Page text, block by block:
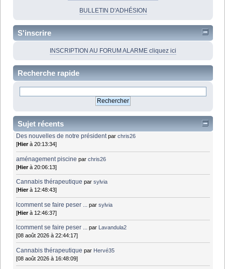
BULLETIN D'ADHÉSION
S'inscrire
INSCRIPTION AU FORUM ALARME cliquez ici
Recherche rapide
Sujet récents
Des nouvelles de notre président parchris26
[Hierà 20:13:34]
aménagement piscine parchris26
[Hierà 20:06:13]
Cannabis thérapeutique parsylvia
[Hierà 12:48:43]
lcomment se faire peser ... parsylvia
[Hierà 12:46:37]
lcomment se faire peser ... par
Lavandula2
[08 août 2026 à 22:44:17]
Cannabis thérapeutique par Hervé35
[08 août 2026 à 16:48:09]